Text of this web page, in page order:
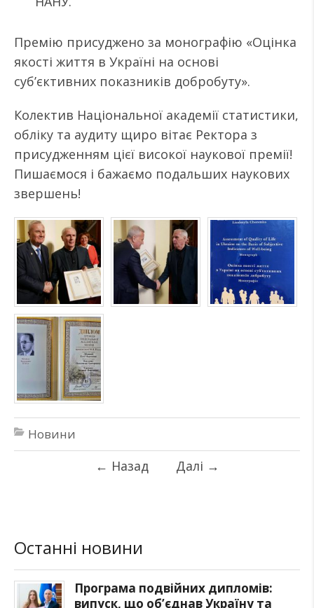
Премію присуджено за монографію «Оцінка
якості життя в Україні на основі
суб’єктивних показників добробуту».
Колектив Національної академії статистики,
обліку та аудиту щиро вітає Ректора з
присудженням цієї високої наукової премії!
Пишаємося і бажаємо подальших наукових
звершень!
Новини
← Назад Далі →
Останні новини
Програма подвійних дипломів:
випуск, що об’єднав Україну та